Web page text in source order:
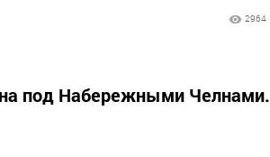
2964
под Набережными Челнами.